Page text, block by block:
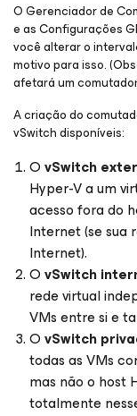
O Gerenciador de
e as Configurações
você alterar o
motivo para isso.
afetará um
A criação do
vSwitch disponíveis:
OvSwitch
Hyper-V a um
acesso fora do
Internet (se sua
Internet).
OvSwitch
rede virtual
VMs entre si e
OvSwitch
todas as VMs
mas não o host
totalmente